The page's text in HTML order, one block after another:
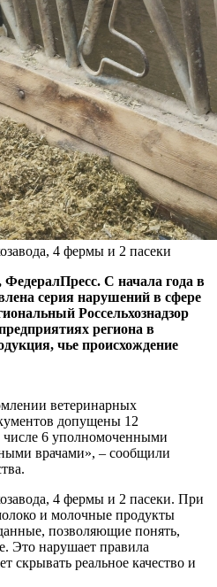
4 фермы и 2 пасеки
С начала года в
серия нарушений в сфере
Россельхознадзор
региона в
чье происхождение
ветеринарных
допущены 12
числе 6 уполномоченными
врачами», – сообщили
4 фермы и 2 пасеки. При
и молочные продукты
позволяющие понять,
Это нарушает правила
скрывать реальное качество и